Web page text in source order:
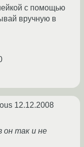
с помощью
вручную в
12.12.2008
он так и не